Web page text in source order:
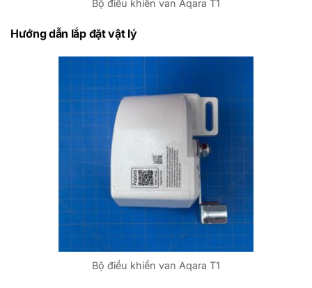
Bộ điều khiển van Aqara T1
Hướng dẫn lắp đặt vật lý
Bộ điều khiển van Aqara T1